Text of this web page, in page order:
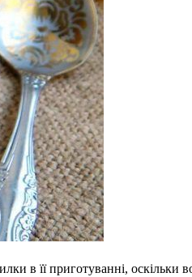
в її приготуванні, оскільки